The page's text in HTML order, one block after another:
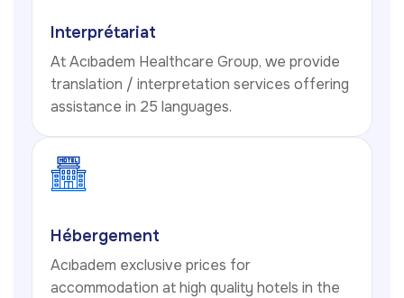
Interprétariat
At Acıbadem Healthcare Group, we provide
translation / interpretation services offering
assistance in 25 languages.
Hébergement
Acıbadem exclusive prices for
accommodation at high quality hotels in the